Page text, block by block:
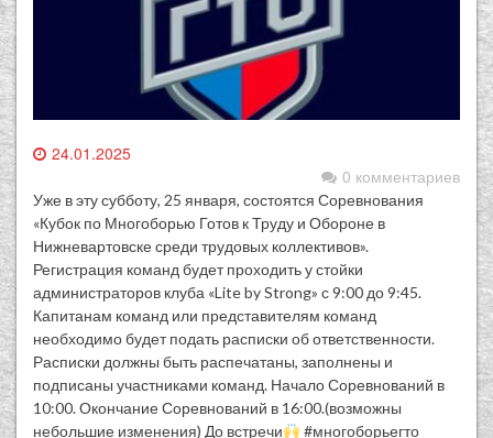
24.01.2025
0 комментариев
Уже в эту субботу, 25 января, состоятся Соревнования
«Кубок по Многоборью Готов к Труду и Обороне в
Нижневартовске среди трудовых коллективов».
Регистрация команд будет проходить у стойки
администраторов клуба «Lite by Strong» с 9:00 до 9:45.
Капитанам команд или представителям команд
необходимо будет подать расписки об ответственности.
Расписки должны быть распечатаны, заполнены и
подписаны участниками команд. Начало Соревнований в
10:00. Окончание Соревнований в 16:00.(возможны
небольшие изменения) До встречи
#многоборьегто